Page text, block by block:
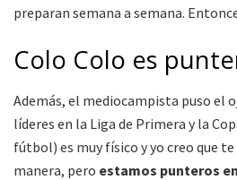
preparan semana a semana.
Colo Colo es
Además, el mediocampista puso el
líderes en la Liga de Primera y la
fútbol) es muy físico y yo creo que
manera, pero estamos punteros